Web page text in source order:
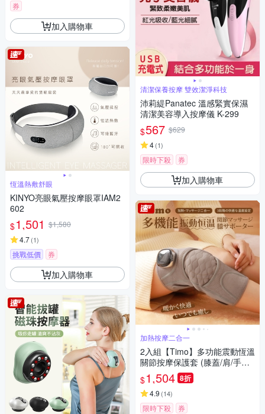
券
加入購物車
恆溫熱敷舒眼
KINYO亮眼氣壓按摩眼罩IAM2
602
$1,501 $1,580
4.7(1)
挑戰低價 券
加入購物車
清潔保養按摩 雙效潔淨科技
沛莉緹Panatec 溫感緊實保濕
清潔美容導入按摩儀 K-299
$567 $629
4(1)
限時下殺 券
加入購物車
加熱按摩二合一
2入組【Timo】多功能震動恆溫
關節按摩保護套 (膝蓋/肩/手肘
通用)
$1,504 8折
4.9 (14)
限時下殺 券